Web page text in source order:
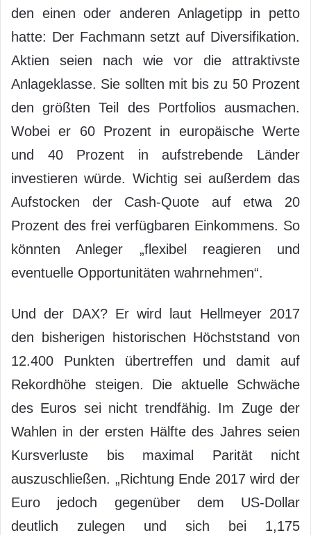
den einen oder anderen Anlagetipp in petto
hatte: Der Fachmann setzt auf Diversifikation.
Aktien seien nach wie vor die attraktivste
Anlageklasse. Sie sollten mit bis zu 50 Prozent
den größten Teil des Portfolios ausmachen.
Wobei er 60 Prozent in europäische Werte
und 40 Prozent in aufstrebende Länder
investieren würde. Wichtig sei außerdem das
Aufstocken der Cash-Quote auf etwa 20
Prozent des frei verfügbaren Einkommens. So
könnten Anleger „flexibel reagieren und
eventuelle Opportunitäten wahrnehmen“.
Und der DAX? Er wird laut Hellmeyer 2017
den bisherigen historischen Höchststand von
12.400 Punkten übertreffen und damit auf
Rekordhöhe steigen. Die aktuelle Schwäche
des Euros sei nicht trendfähig. Im Zuge der
Wahlen in der ersten Hälfte des Jahres seien
Kursverluste bis maximal Parität nicht
auszuschließen. „Richtung Ende 2017 wird der
Euro jedoch gegenüber dem US-Dollar
deutlich zulegen und sich bei 1,175